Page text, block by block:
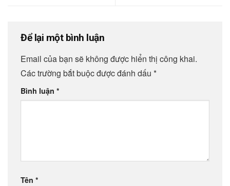
Để lại một bình luận
Email của bạn sẽ không được hiển thị công khai.
Các trường bắt buộc được đánh dấu *
Bình luận *
Tên *